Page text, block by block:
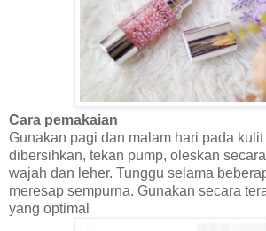
Cara pemakaian
Gunakan pagi dan malam hari pada
dibersihkan, tekan pump, oleskan
wajah dan leher. Tunggu selama
meresap sempurna. Gunakan secara
yang optimal